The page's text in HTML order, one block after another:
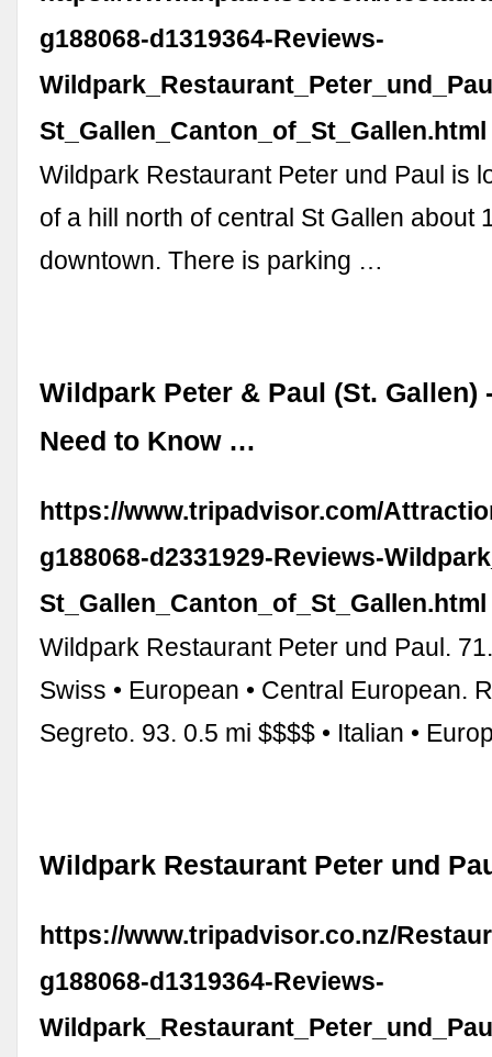
g188068-d1319364-Reviews-
St_Gallen_Canton_of_St_Gallen.html
Wildpark Restaurant Peter und Paul is
of a hill north of central St Gallen about
downtown. There is parking …
Wildpark Peter & Paul (St. Gallen)
Need to Know …
https://www.tripadvisor.com/
g188068-d2331929-Reviews-
St_Gallen_Canton_of_St_Gallen.html
Wildpark Restaurant Peter und Paul.
Swiss • European • Central European.
Segreto. 93. 0.5 mi $$$$ • Italian •
Wildpark Restaurant Peter und
https://www.tripadvisor.co.nz/
g188068-d1319364-Reviews-